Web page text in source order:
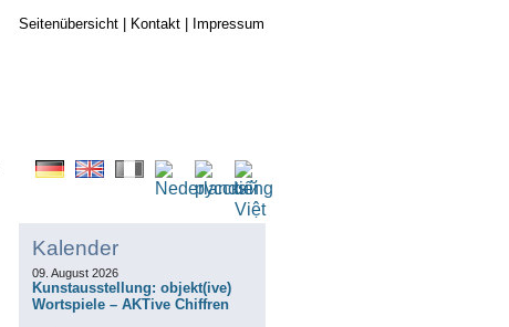
Seitenübersicht| Kontakt| Impressum
Kalender
09. August 2026
Kunstausstellung: objekt(ive)
Wortspiele – AKTive Chiffren